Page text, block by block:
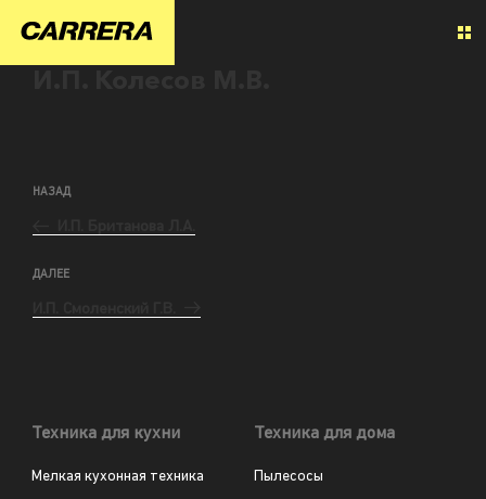
НАЗАД
ДАЛЕЕ
Техника для кухни
Мелкая кухонная техника
Техника для дома
Пылесосы